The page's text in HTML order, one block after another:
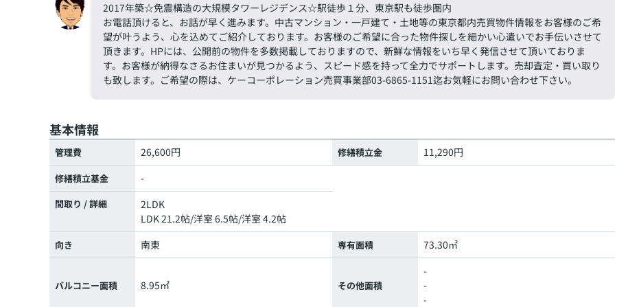
2017年築☆免震構造の大規模タワーレジデンス☆駅徒歩１分、東京駅も徒歩圏内
お電話頂けると、お話が早く進みます。中古マンション・一戸建て・土地等の東京都内売買物件情報をお客様のご希
望が叶うよう、心を込めてご紹介しております。お客様のご希望に合った物件探しを細かい心遣いでお手伝いさせて
頂きます。HPには、公開前の物件を多数掲載しておりますので、新鮮な情報をいち早く発信させて頂いておりま
す。お客様が納得なさるお住まいが見つかるよう、スピード感を持って全力でサポートします。売却査定・買い取り
も致します。ご希望の際は、ケーコーポレーション売買事業部03-6865-1151迄お気軽にお問い合わせ下さい。
基本情報
管理費 26,600円 修繕積立金 11,290円
修繕積立基金 -
間取り / 詳細
2LDK
LDK 21.2帖/洋室 6.5帖/洋室 4.2帖
向き 南東 専有面積 73.30㎡
バルコニー面積 8.95㎡ その他面積
-
-
-